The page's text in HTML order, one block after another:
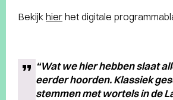
Bekijkhierhet digitale
“Wat we hier hebben slaat
eerder hoorden. Klassiek
stemmen met wortels in de